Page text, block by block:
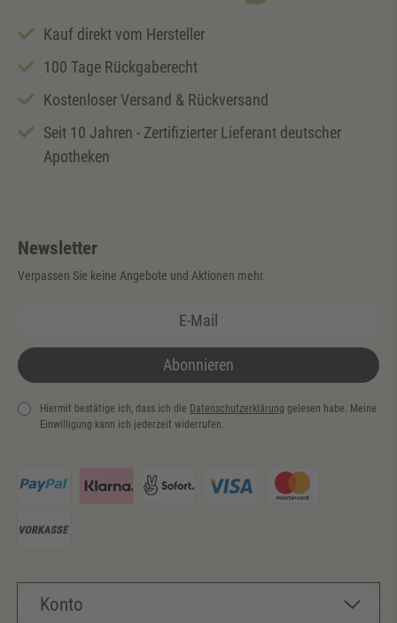
Kauf direkt vom Hersteller
100 Tage Rückgaberecht
Kostenloser Versand & Rückversand
Seit 10 Jahren - Zertifizierter Lieferant deutscher
Apotheken
Newsletter
Verpassen Sie keine Angebote und Aktionen mehr.
Abonnieren
Hiermit bestätige ich, dass ich die Daten­schutz­erklärung gelesen habe. Meine
Einwilligung kann ich jederzeit widerrufen.
Konto